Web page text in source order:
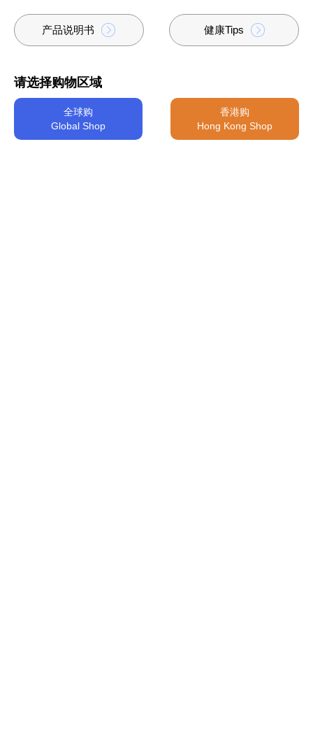
产品说明书 健康Tips
请选择购物区域
全球购
Global Shop
香港购
Hong Kong Shop